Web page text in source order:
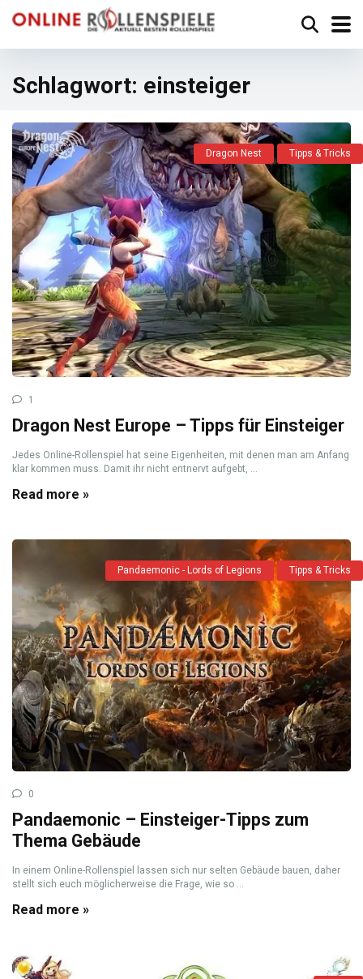
Schlagwort: einsteiger
Dragon Nest Tipps & Tricks
1
Dragon Nest Europe – Tipps für Einsteiger
Jedes Online-Rollenspiel hat seine Eigenheiten, mit denen man am Anfang
klar kommen muss. Damit ihr nicht entnervt aufgebt, ...
Read more »
Pandaemonic - Lords of Legions Tipps & Tricks
0
Pandaemonic – Einsteiger-Tipps zum
Thema Gebäude
In einem Online-Rollenspiel lassen sich nur selten Gebäude bauen, daher
stellt sich euch möglicherweise die Frage, wie so ...
Read more »